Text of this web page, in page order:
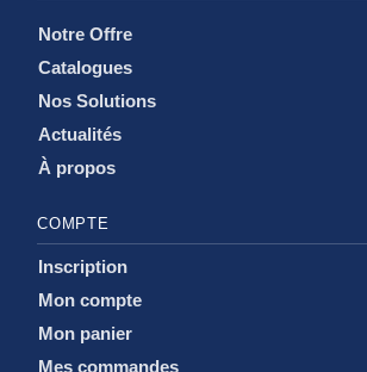
Notre Offre
Catalogues
Nos Solutions
Actualités
À propos
COMPTE
Inscription
Mon compte
Mon panier
Mes commandes